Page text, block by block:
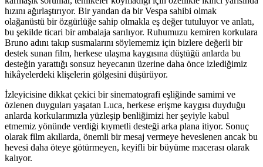
hızını ağırlaştırıyor. Bir yandan da bir Vespa sahibi olmak
olağanüstü bir özgürlüğe sahip olmakla eş değer tutuluyor ve anlatı,
bu şekilde ticari bir ambalaja sarılıyor. Ruhumuzu kemiren korkulara
Bruno adını takıp susmalarını söylememiz için bizlere değerli bir
destek sunan film, herkese ulaşma kaygısına düştüğü anlarda bu
desteğin yarattığı sonsuz heyecanın üzerine daha önce izlediğimiz
hikâyelerdeki klişelerin gölgesini düşürüyor.
İzleyicisine dikkat çekici bir sinematografi eşliğinde samimi ve
özlenen duyguları yaşatan Luca, herkese erişme kaygısı duyduğu
anlarda korkularımızla yüzleşip benliğimizi her şeyiyle kabul
etmemiz yönünde verdiği kıymetli desteği arka plana itiyor. Sonuç
olarak film akıllarda, önemli bir mesaj vermeye heveslenen ancak bu
hevesi daha öteye götürmeyen, keyifli bir büyüme macerası olarak
kalıyor.